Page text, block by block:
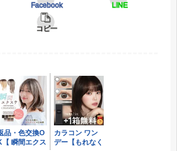
Facebook LINE
コピー